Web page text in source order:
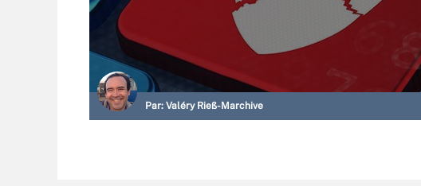
Par: Valéry Rieß-Marchive